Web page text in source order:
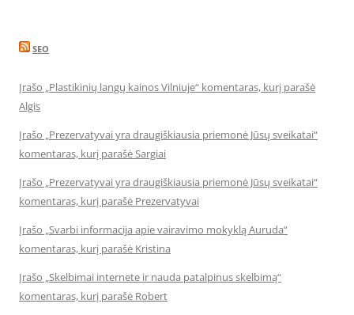
SEO
Įrašo „Plastikinių langų kainos Vilniuje“ komentaras, kurį parašė
Algis
Įrašo „Prezervatyvai yra draugiškiausia priemonė Jūsų sveikatai“
komentaras, kurį parašė Sargiai
Įrašo „Prezervatyvai yra draugiškiausia priemonė Jūsų sveikatai“
komentaras, kurį parašė Prezervatyvai
Įrašo „Svarbi informacija apie vairavimo mokyklą Auruda“
komentaras, kurį parašė Kristina
Įrašo „Skelbimai internete ir nauda patalpinus skelbimą“
komentaras, kurį parašė Robert